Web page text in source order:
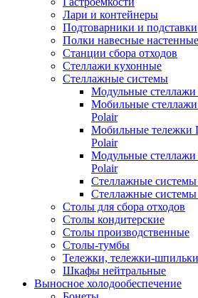
Лари и контейнеры
Подтоварники и подставки
Полки навесные настенные
Станции сбора отходов
Стеллажи кухонные
Стеллажные системы
Модульные
Мобильные
Polair
Мобильные
Polair
Модульные
Polair
Стеллажные
Стеллажные
Столы для сбора отходов
Столы кондитерские
Столы производственные
Столы-тумбы
Тележки, тележки-шпильки
Шкафы нейтральные
Выносное холодообеспечение